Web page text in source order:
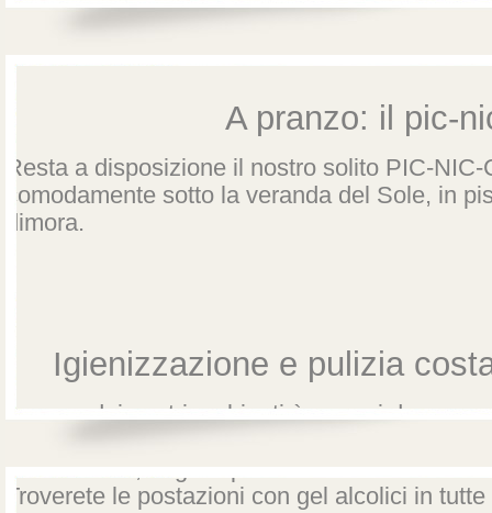
A pranzo: il pic-
Resta a disposizione il nostro solito PIC-
comodamente sotto la veranda del Sole, in
dimora.
Igienizzazione e pulizia
La cura dei nostri ambienti è per noi da
abbiamo introdotto un piano di
Troverete le postazioni con gel alcolici in